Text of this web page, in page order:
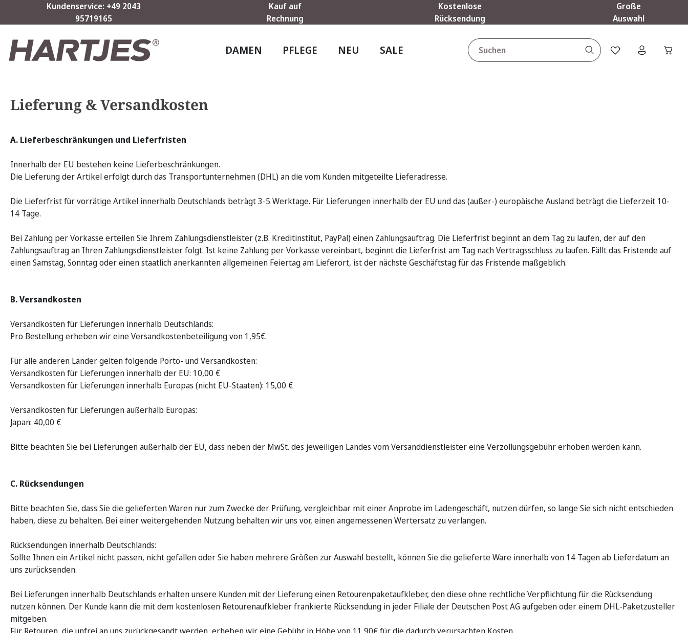
Hauptinhalt springen
Zur Suche springen
Zur Hauptnavigation springen
Kundenservice: +49 2043
95719165
Kauf auf
Rechnung
Kostenlose
Rücksendung
Große
Auswahl
DAMEN PFLEGE NEU SALE Du hast 0 Produkte
Lieferung & Versandkosten
A. Lieferbeschränkungen und Lieferfristen
Innerhalb der EU bestehen keine Lieferbeschränkungen.
Die Lieferung der Artikel erfolgt durch das Transportunternehmen (DHL) an die vom Kunden mitgeteilte Lieferadresse.
Die Lieferfrist für vorrätige Artikel innerhalb Deutschlands beträgt 3-5 Werktage. Für Lieferungen innerhalb der EU und das (außer-) europäische Ausland beträgt die Lieferzeit 10-
14 Tage.
Bei Zahlung per Vorkasse erteilen Sie Ihrem Zahlungsdienstleister (z.B. Kreditinstitut, PayPal) einen Zahlungsauftrag. Die Lieferfrist beginnt an dem Tag zu laufen, der auf den
Zahlungsauftrag an Ihren Zahlungsdienstleister folgt. Ist keine Zahlung per Vorkasse vereinbart, beginnt die Lieferfrist am Tag nach Vertragsschluss zu laufen. Fällt das Fristende auf
einen Samstag, Sonntag oder einen staatlich anerkannten allgemeinen Feiertag am Lieferort, ist der nächste Geschäftstag für das Fristende maßgeblich.
B. Versandkosten
Versandkosten für Lieferungen innerhalb Deutschlands:
Pro Bestellung erheben wir eine Versandkostenbeteiligung von 1,95€.
Für alle anderen Länder gelten folgende Porto- und Versandkosten:
Versandkosten für Lieferungen innerhalb der EU: 10,00 €
Versandkosten für Lieferungen innerhalb Europas (nicht EU-Staaten): 15,00 €
Versandkosten für Lieferungen außerhalb Europas:
Japan: 40,00 €
Bitte beachten Sie bei Lieferungen außerhalb der EU, dass neben der MwSt. des jeweiligen Landes vom Versanddienstleister eine Verzollungsgebühr erhoben werden kann.
C. Rücksendungen
Bitte beachten Sie, dass Sie die gelieferten Waren nur zum Zwecke der Prüfung, vergleichbar mit einer Anprobe im Ladengeschäft, nutzen dürfen, so lange Sie sich nicht entschieden
haben, diese zu behalten. Bei einer weitergehenden Nutzung behalten wir uns vor, einen angemessenen Wertersatz zu verlangen.
Rücksendungen innerhalb Deutschlands:
Sollte Ihnen ein Artikel nicht passen, nicht gefallen oder Sie haben mehrere Größen zur Auswahl bestellt, können Sie die gelieferte Ware innerhalb von 14 Tagen ab Lieferdatum an
uns zurücksenden.
Bei Lieferungen innerhalb Deutschlands erhalten unsere Kunden mit der Lieferung einen Retourenpaketaufkleber, den diese ohne rechtliche Verpflichtung für die Rücksendung
nutzen können. Der Kunde kann die mit dem kostenlosen Retourenaufkleber frankierte Rücksendung in jeder Filiale der Deutschen Post AG aufgeben oder einem DHL-Paketzusteller
mitgeben.